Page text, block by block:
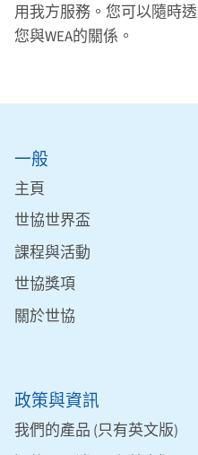
用我方服務。您可以隨時
您與WEA的關係。
一般
主頁
世協世界盃
課程與活動
世協獎項
關於世協
政策與資訊
我們的產品 (只有英文版)